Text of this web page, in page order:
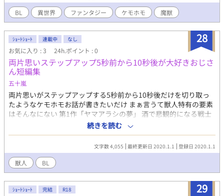
BL 異世界 ファンタジー ケモホモ 魔獣
28
ｼｮｰﾄｼｮｰﾄ 連載中 なし
お気に入り : 3 24h.ポイント : 0
両片思いステップアップ5秒前から10秒後が大好きおじさ
ん短編集
五十嵐
両片思いがステップアップする5秒前から10秒後だけを切り取っ
たようなケモホモお話が書きたいだけ まぁ言うて獣人特有の要素
はそんなにない 第1作「ヤマアラシの夢」 酒で悲観的になる戦士
の主人公と、無口で片言気味な盗賊の相棒。 オレは、寒空の下震
える一匹のヤマアラシだった。
続きを読む
文字数 4,055 最終更新日 2020.1.1 登録日 2020.1.1
獣人 BL
29
ｼｮｰﾄｼｮｰﾄ 完結 R18